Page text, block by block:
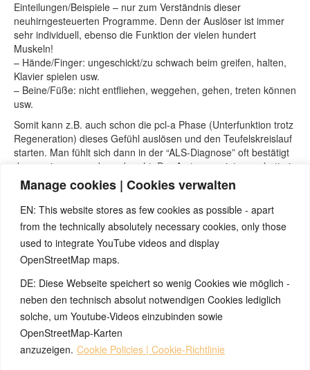
Manage cookies | Cookies verwalten
EN: This website stores as few cookies as possible - apart
from the technically absolutely necessary cookies, only those
used to integrate YouTube videos and display
OpenStreetMap maps.
DE: Diese Webseite speichert so wenig Cookies wie möglich -
neben den technisch absolut notwendigen Cookies lediglich
solche, um Youtube-Videos einzubinden sowie
OpenStreetMap-Karten
anzuzeigen. Cookie Policies | Cookie-Richtlinie
Einteilungen/Beispiele – nur zum Verständnis dieser
neuhirngesteuerten Programme. Denn der Auslöser ist immer
sehr individuell, ebenso die Funktion der vielen hundert
Muskeln!
– Hände/Finger: ungeschickt/zu schwach beim greifen, halten,
Klavier spielen usw.
– Beine/Füße: nicht entfliehen, weggehen, gehen, treten können
usw.
Somit kann z.B. auch schon die pcl-a Phase (Unterfunktion trotz
Regeneration) dieses Gefühl auslösen und den Teufelskreislauf
starten. Man fühlt sich dann in der “ALS-Diagnose” oft bestätigt
dass es immer nur bergab geht. Der Arzt, so meint man, hatte ja
wieder Recht (selbsterfüllende Prophezeiung). Deshalb ist ein
erfahrener Therapeut von enormer Wichtigkeit. Dieser muss alle
Symptome richtig deuten, mögliche Komplikationen erkennen,
den Patienten beruhigen und einen weisen Ratschlag erteilen
können. Hier steht der Mensch im Mittelpunkt!
ALLES GUTE und viel Spaß bei der weiteren Entdeckung der
5BN!
© 2026 by Ingmar Marquardt
Огляд
Юридична інформація